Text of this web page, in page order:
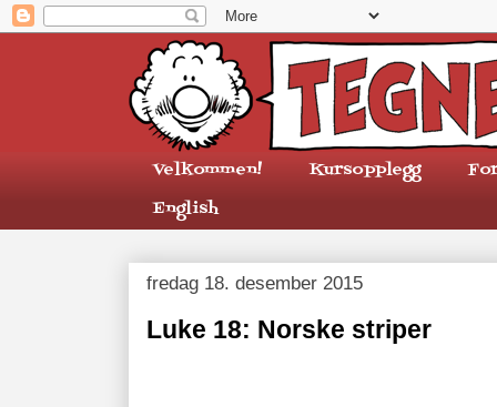
Velkommen! Kursopplegg
English
fredag 18. desember 2015
Luke 18: Norske striper